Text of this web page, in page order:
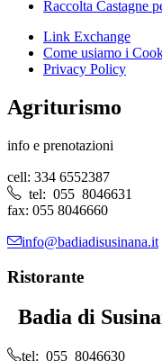
Raccolta Castagne
Link Exchange
Come usiamo i
Privacy Policy
Agriturismo
info e prenotazioni
cell: 334 6552387
tel: 055 8046631
fax: 055 8046660
info@badiadisusinana.it
Ristorante
Badia di
tel: 055 8046630